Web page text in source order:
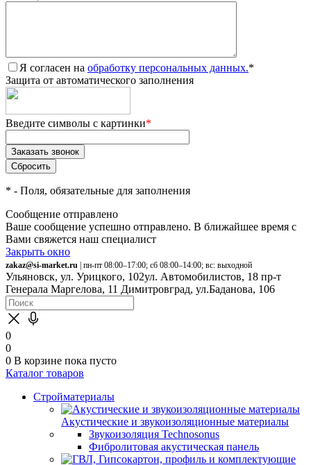
Я согласен на обработку персональных данных.*
Защита от автоматического заполнения
Введите символы с картинки*
* - Поля, обязательные для заполнения
Сообщение отправлено
Ваше сообщение успешно отправлено. В ближайшее время с
Вами свяжется наш специалист
Закрыть окно
zakaz@si-market.ru | пн-пт 08:00–17:00; сб 08:00–14:00; вс: выходной
Ульяновск, ул. Урицкого, 102ул. Автомобилистов, 18 пр-т
Генерала Маргелова, 11 Димитровград, ул.Баданова, 106
0
0
0 В корзине пока пусто
Каталог товаров
Стройматериалы
Акустические и звукоизоляционные материалы
Звукоизоляция Technosonus
Фибролитовая акустическая панель